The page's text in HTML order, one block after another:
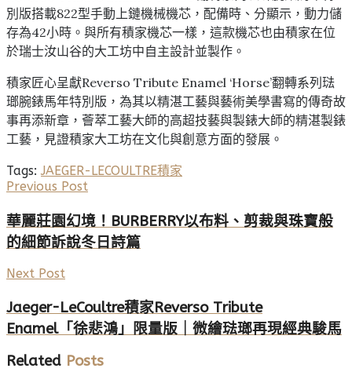
別版搭載822型手動上鏈機械機芯，配備時、分顯示，動力儲
存為42小時。與所有積家機芯一樣，這款機芯也由積家在位
於瑞士汝山谷的大工坊中自主設計並製作。
積家匠心呈獻Reverso Tribute Enamel ‘Horse’翻轉系列琺
瑯腕錶馬年特別版，為其以精湛工藝與藝術美學書寫的傳奇故
事再添新章，薈萃工藝大師的高超技藝與製錶大師的精湛製錶
工藝，見證積家大工坊在文化與創意方面的發展。
Tags: JAEGER-LECOULTRE積家
Previous Post
華麗莊園幻境！BURBERRY以布料、剪裁與珠寶般
的細節訴說冬日詩篇
Next Post
Jaeger-LeCoultre積家Reverso Tribute
Enamel「徐悲鴻」限量版｜微繪琺瑯再現經典駿馬
Related Posts